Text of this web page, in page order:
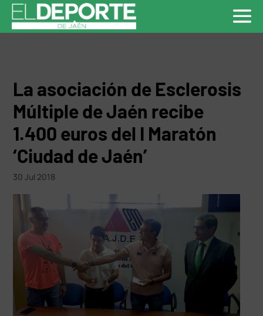
La asociación de Esclerosis
Múltiple de Jaén recibe
1.400 euros del I Maratón
‘Ciudad de Jaén’
30 Jul 2018